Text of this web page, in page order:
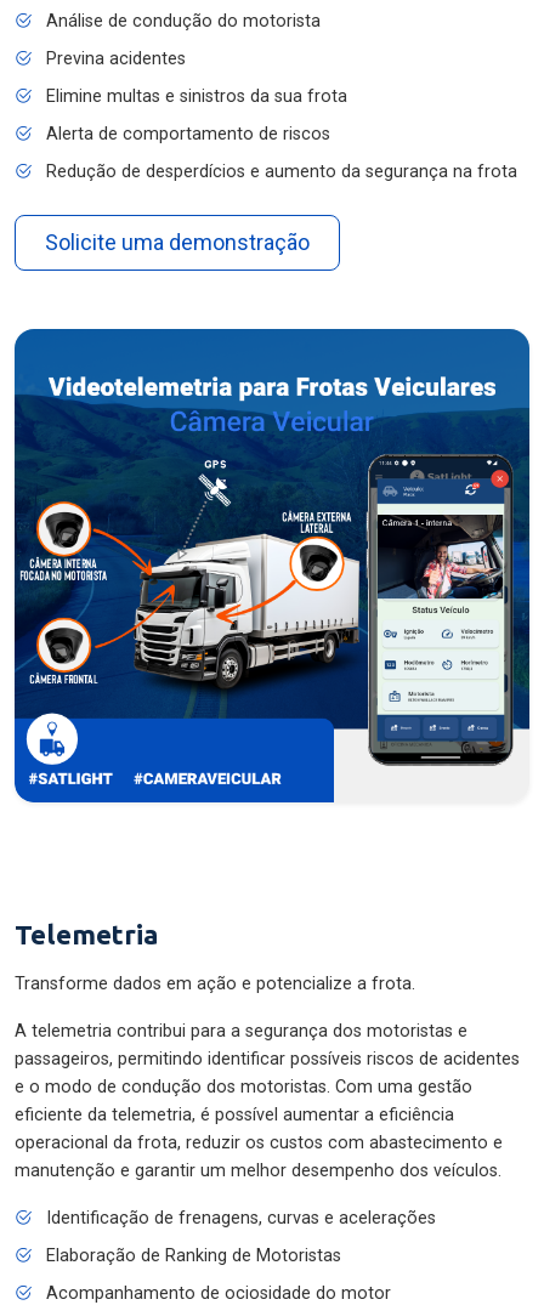
Análise de condução do motorista
Previna acidentes
Elimine multas e sinistros da sua frota
Alerta de comportamento de riscos
Redução de desperdícios e aumento da segurança na frota
Solicite uma demonstração
Telemetria
Transforme dados em ação e potencialize a frota.
A telemetria contribui para a segurança dos motoristas e
passageiros, permitindo identificar possíveis riscos de acidentes
e o modo de condução dos motoristas. Com uma gestão
eficiente da telemetria, é possível aumentar a eficiência
operacional da frota, reduzir os custos com abastecimento e
manutenção e garantir um melhor desempenho dos veículos.
Identificação de frenagens, curvas e acelerações
Elaboração de Ranking de Motoristas
Acompanhamento de ociosidade do motor